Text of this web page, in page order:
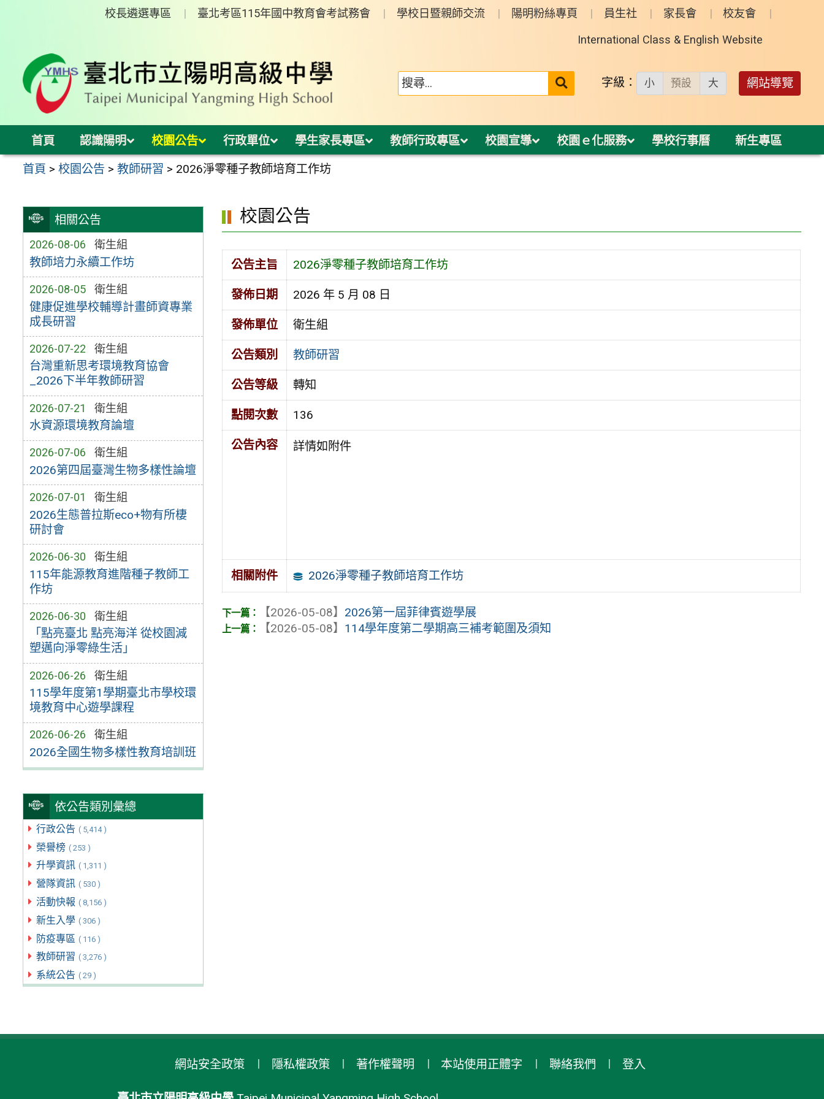
校長遴選專區 臺北考區115年國中教育會考試務會 學校日暨親師交流 陽明粉絲專頁 員生社 家長會 校友會
International Class & English Website
送出 字級： 小 預設 大 網站導覽
首頁 認識陽明 校園公告 行政單位 學生家長專區 教師行政專區 校園宣導 校園ｅ化服務 學校行事曆 新生專區
首頁 >校園公告 >教師研習 > 2026淨零種子教師培育工作坊
相關公告
2026-08-06 衛生組
教師培力永續工作坊
2026-08-05 衛生組
健康促進學校輔導計畫師資專業
成長研習
2026-07-22 衛生組
台灣重新思考環境教育協會
_2026下半年教師研習
2026-07-21 衛生組
水資源環境教育論壇
2026-07-06 衛生組
2026第四屆臺灣生物多樣性論壇
2026-07-01 衛生組
2026生態普拉斯eco+物有所棲
研討會
2026-06-30 衛生組
115年能源教育進階種子教師工
作坊
2026-06-30 衛生組
「點亮臺北 點亮海洋 從校園減
塑邁向淨零綠生活」
2026-06-26 衛生組
115學年度第1學期臺北市學校環
境教育中心遊學課程
2026-06-26 衛生組
2026全國生物多樣性教育培訓班
依公告類別彙總
行政公告 ( 5,414 )
榮譽榜 ( 253 )
升學資訊 ( 1,311 )
營隊資訊 ( 530 )
活動快報 ( 8,156 )
新生入學 ( 306 )
防疫專區 ( 116 )
教師研習 ( 3,276 )
系統公告 ( 29 )
校園公告
公告主旨 2026淨零種子教師培育工作坊
發佈日期 2026 年 5 月 08 日
發佈單位 衛生組
公告類別 教師研習
公告等級 轉知
點閱次數 136
公告內容 詳情如附件
相關附件 2026淨零種子教師培育工作坊
【2026-05-08】 2026第一屆菲律賓遊學展
【2026-05-08】 114學年度第二學期高三補考範圍及須知
網站安全政策 隱私權政策 著作權聲明 本站使用正體字 聯絡我們 登入